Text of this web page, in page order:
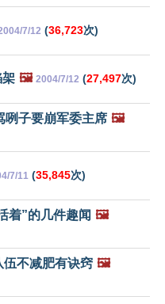
7/12 (36,723次)
架 🖼️ 2004/7/12 (27,497次)
咧子要崩军委主席 🖼️
7/11 (35,845次)
着”的几件趣闻 🖼️
伍不减肥有诀窍 🖼️